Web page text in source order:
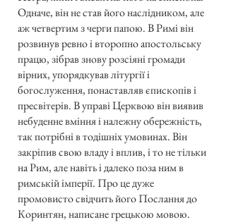
Одначе, він не став його наслідником, але
аж четвертим з черги папою. В Римі він
розвинув ревно і второпно апостольську
працю, зібрав знову розсіяні громади
вірних, упорядкував літургії і
богослуження, понаставляв єпископів і
пресвітерів. В управі Церквою він виявив
небуденне вміння і належну обережність,
так потрібні в тодішніх умовинах. Він
закріпив свою владу і вплив, і то не тільки
на Рим, але навіть і далеко поза ним в
римській імперії. Про це дуже
промовисто свідчить його Послання до
Коринтян, написане грецькою мовою.